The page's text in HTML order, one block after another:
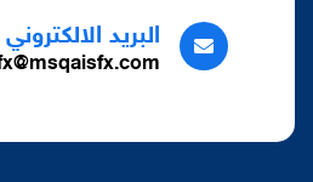
البريد الالكتروني